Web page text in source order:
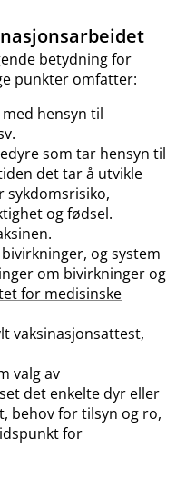
betydning for
punkter omfatter:
hensyn til
som tar hensyn til
det tar å utvikle
og fødsel.
og system
om bivirkninger og
for medisinske
vaksinasjonsattest,
valg av
det enkelte dyr eller
behov for tilsyn og ro,
for